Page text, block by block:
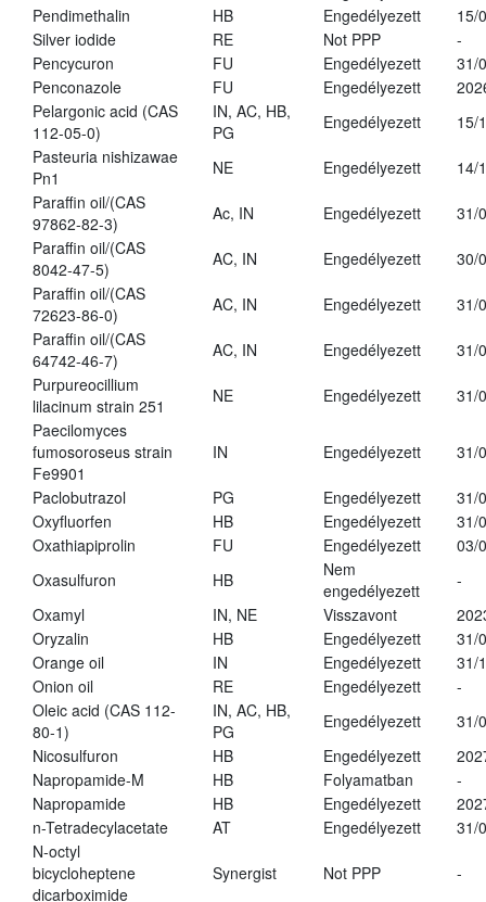
Pendimethalin
HB Engedélyezett
15/
Silver iodide
RE Not PPP
-
Pencycuron
FU Engedélyezett
31/
Penconazole
FU Engedélyezett
Pelargonic acid (CAS
112-05-0)
IN, AC, HB,
PG
Engedélyezett
15/
Pasteuria nishizawae
Pn1
NE Engedélyezett
14/
Paraffin oil/(CAS
97862-82-3)
Ac, IN Engedélyezett
31/
Paraffin oil/(CAS
8042-47-5)
AC, IN Engedélyezett
30/
Paraffin oil/(CAS
72623-86-0)
AC, IN Engedélyezett
31/
Paraffin oil/(CAS
64742-46-7)
AC, IN Engedélyezett
31/
Purpureocillium
lilacinum strain 251
NE Engedélyezett
31/
Paecilomyces
fumosoroseus strain
Fe9901
IN Engedélyezett 31/
Paclobutrazol PG Engedélyezett
31/
Oxyfluorfen
HB Engedélyezett
31/
Oxathiapiprolin
FU Engedélyezett
03/
Oxasulfuron
HB
Nem
engedélyezett
-
Oxamyl
IN, NE Visszavont
Oryzalin
HB Engedélyezett
31/
Orange oil
IN Engedélyezett
31/
Onion oil
RE Engedélyezett
-
Oleic acid (CAS 112-
80-1)
IN, AC, HB,
PG
Engedélyezett
31/
Nicosulfuron
HB Engedélyezett
Napropamide-M
HB Folyamatban
-
Napropamide
HB Engedélyezett
n-Tetradecylacetate
AT Engedélyezett
31/
N-octyl
bicycloheptene
dicarboximide
Synergist Not PPP -